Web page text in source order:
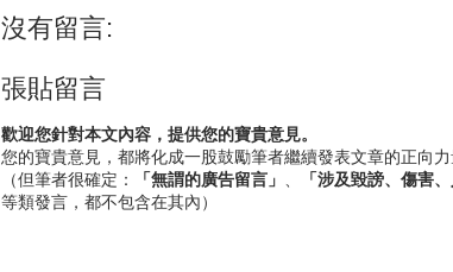
沒有留言:
張貼留言
歡迎您針對本文內容，提供您的寶貴意見。
您的寶貴意見，都將化成一股鼓勵筆者繼續發表文章的正向力
（但筆者很確定：
「無謂的廣告留言」 、 「涉及毀謗、傷害
等類發言，都不包含在其內）